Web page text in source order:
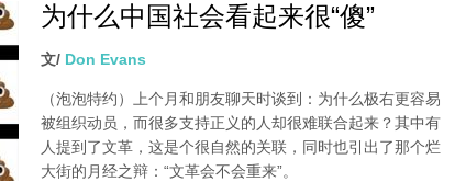
为什么中国社会看起来很“傻”
文/ Don Evans
（泡泡特约）
上个月和朋友聊天时谈到：为什么极右更容易
被组织动员，而很多支持正义的人却很难联合起来？其中有
人提到了文革，这是个很自然的关联，同时也引出了那个烂
大街的月经之辩：“文革会不会重来”。